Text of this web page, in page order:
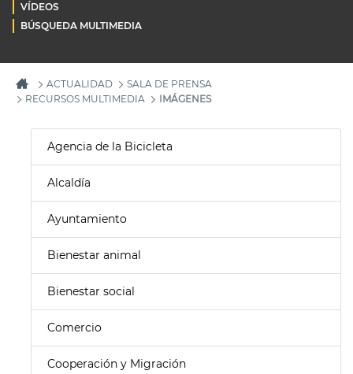
VÍDEOS
BÚSQUEDA MULTIMEDIA
ACTUALIDAD
SALA DE PRENSA
RECURSOS MULTIMEDIA
IMÁGENES
Agencia de la Bicicleta
Alcaldía
Ayuntamiento
Bienestar animal
Bienestar social
Comercio
Cooperación y Migración